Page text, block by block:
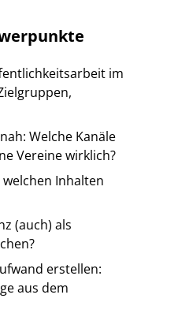
im
Welche Kanäle
Vereine wirklich?
Inhalten
(auch) als
erstellen:
aus dem